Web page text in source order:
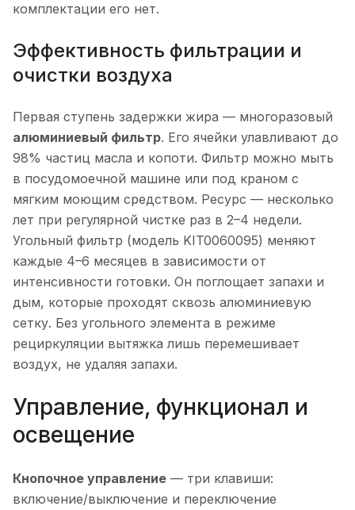
комплектации его нет.
Эффективность фильтрации и
очистки воздуха
Первая ступень задержки жира — многоразовый
алюминиевый фильтр. Его ячейки улавливают до
98% частиц масла и копоти. Фильтр можно мыть
в посудомоечной машине или под краном с
мягким моющим средством. Ресурс — несколько
лет при регулярной чистке раз в 2–4 недели.
Угольный фильтр (модель KIT0060095) меняют
каждые 4–6 месяцев в зависимости от
интенсивности готовки. Он поглощает запахи и
дым, которые проходят сквозь алюминиевую
сетку. Без угольного элемента в режиме
рециркуляции вытяжка лишь перемешивает
воздух, не удаляя запахи.
Управление, функционал и
освещение
Кнопочное управление — три клавиши:
включение/выключение и переключение